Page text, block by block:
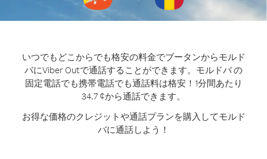
いつでもどこからでも格安の料金でブータンからモルド
バにViber Outで通話することができます。 モルドバ の
固定電話でも携帯電話でも通話料は格安！1分間あたり
34.7 ¢から通話できます。
お得な価格のクレジットや通話プランを購入してモルド
バに通話しよう！